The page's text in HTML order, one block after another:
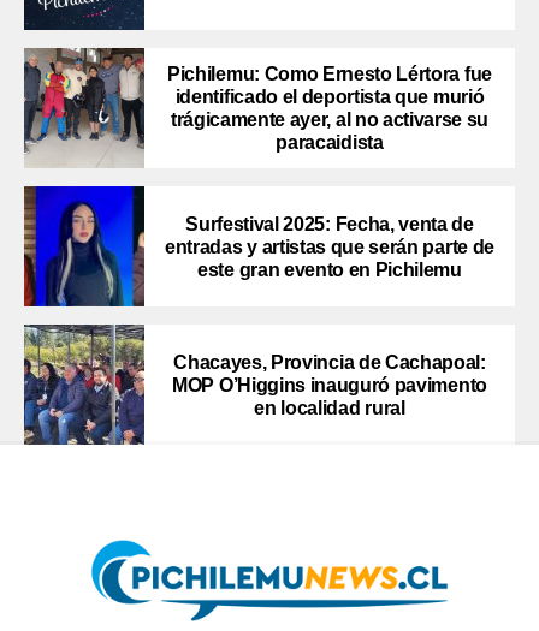
Pichilemu: Como Ernesto Lértora fue
identificado el deportista que murió
trágicamente ayer, al no activarse su
paracaidista
Surfestival 2025: Fecha, venta de
entradas y artistas que serán parte de
este gran evento en Pichilemu
Chacayes, Provincia de Cachapoal:
MOP O’Higgins inauguró pavimento
en localidad rural